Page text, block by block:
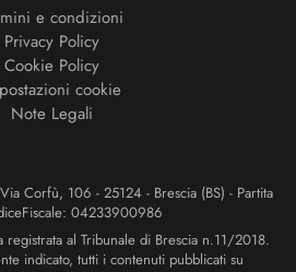
e condizioni
Privacy Policy
Cookie Policy
cookie
Note Legali
Corfù, 106 - 25124 - Brescia (BS) - Partita
04233900986
registrata al Tribunale di Brescia n.11/2018.
indicato, tutti i contenuti pubblicati su